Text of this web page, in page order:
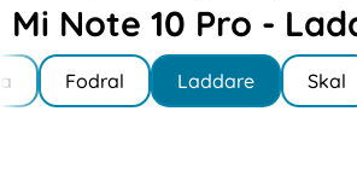
Mi Note 10 Pro -
Hoppa
till
produkter
Underkategorier
10 ProFodral Laddare Skal